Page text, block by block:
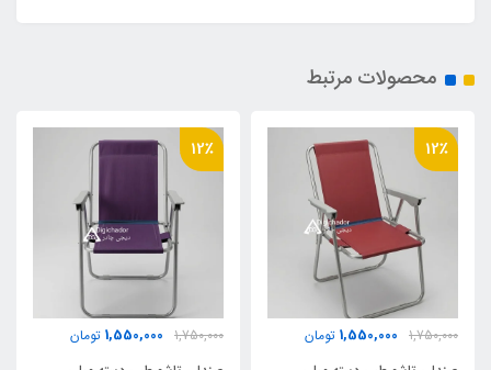
فوم زیر نشیمنگاه
دارد
نوع لوله
20×70
دوخت صنعتی کفی
دارد
محصولات مرتبط
12٪
1,750,000
1,550,000 تومان
12٪
1,750,000
1,550,000 تومان